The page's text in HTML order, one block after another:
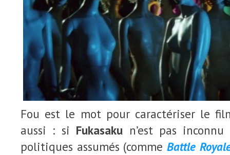
Fou est le mot pour caractériser le
aussi : si Fukasaku n’est pas
politiques assumés (comme Battle